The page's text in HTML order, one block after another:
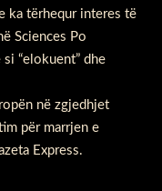
ka tërhequr interes të
Sciences Po
“elokuent” dhe
në zgjedhjet
për marrjen e
Express.